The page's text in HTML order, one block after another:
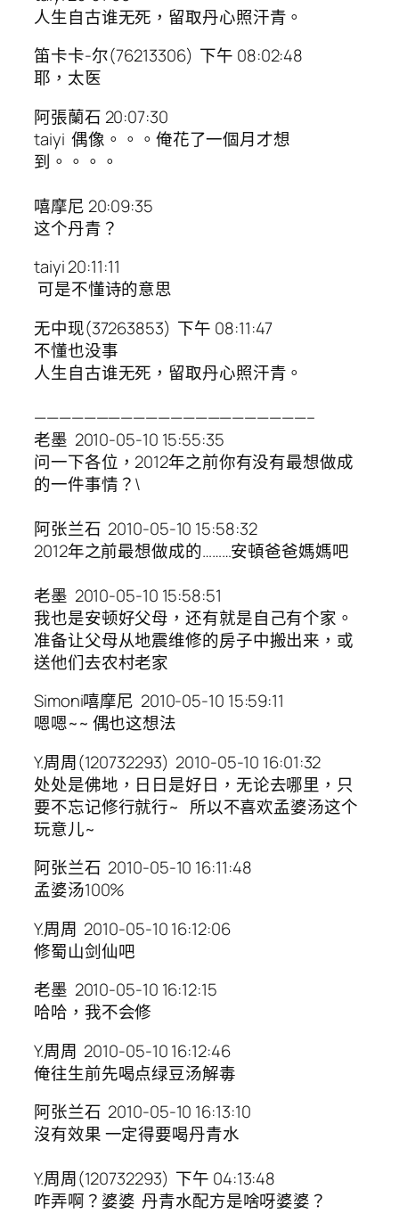
人生自古谁无死，留取丹心照汗青。
笛卡卡-尔(76213306) 下午 08:02:48
耶，太医
阿張蘭石 20:07:30
taiyi 偶像。。。俺花了一個月才想
到。。。。
嘻摩尼 20:09:35
这个丹青？
taiyi 20:11:11
可是不懂诗的意思
无中现(37263853) 下午 08:11:47
不懂也没事
人生自古谁无死，留取丹心照汗青。
——————————————————————–
老墨 2010-05-10 15:55:35
问一下各位，2012年之前你有没有最想做成
的一件事情？\
阿张兰石 2010-05-10 15:58:32
2012年之前最想做成的………安頓爸爸媽媽吧
老墨 2010-05-10 15:58:51
我也是安顿好父母，还有就是自己有个家。
准备让父母从地震维修的房子中搬出来，或
送他们去农村老家
Simoni嘻摩尼 2010-05-10 15:59:11
嗯嗯~~ 偶也这想法
Y.周周(120732293) 2010-05-10 16:01:32
处处是佛地，日日是好日，无论去哪里，只
要不忘记修行就行~ 所以不喜欢孟婆汤这个
玩意儿~
阿张兰石 2010-05-10 16:11:48
孟婆汤100%
Y.周周 2010-05-10 16:12:06
修蜀山剑仙吧
老墨 2010-05-10 16:12:15
哈哈，我不会修
Y.周周 2010-05-10 16:12:46
俺往生前先喝点绿豆汤解毒
阿张兰石 2010-05-10 16:13:10
沒有效果 一定得要喝丹青水
Y.周周(120732293) 下午 04:13:48
咋弄啊？婆婆 丹青水配方是啥呀婆婆？